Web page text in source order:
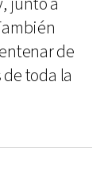
de
toda la